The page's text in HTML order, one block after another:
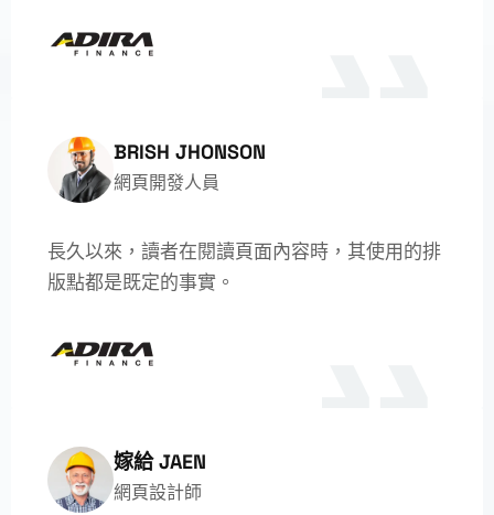
長久以來，讀者在閱讀頁面內容時，其使用的排
版點都是既定的事實。
BRISH JHONSON
網頁開發人員
嫁給 JAEN
網頁設計師